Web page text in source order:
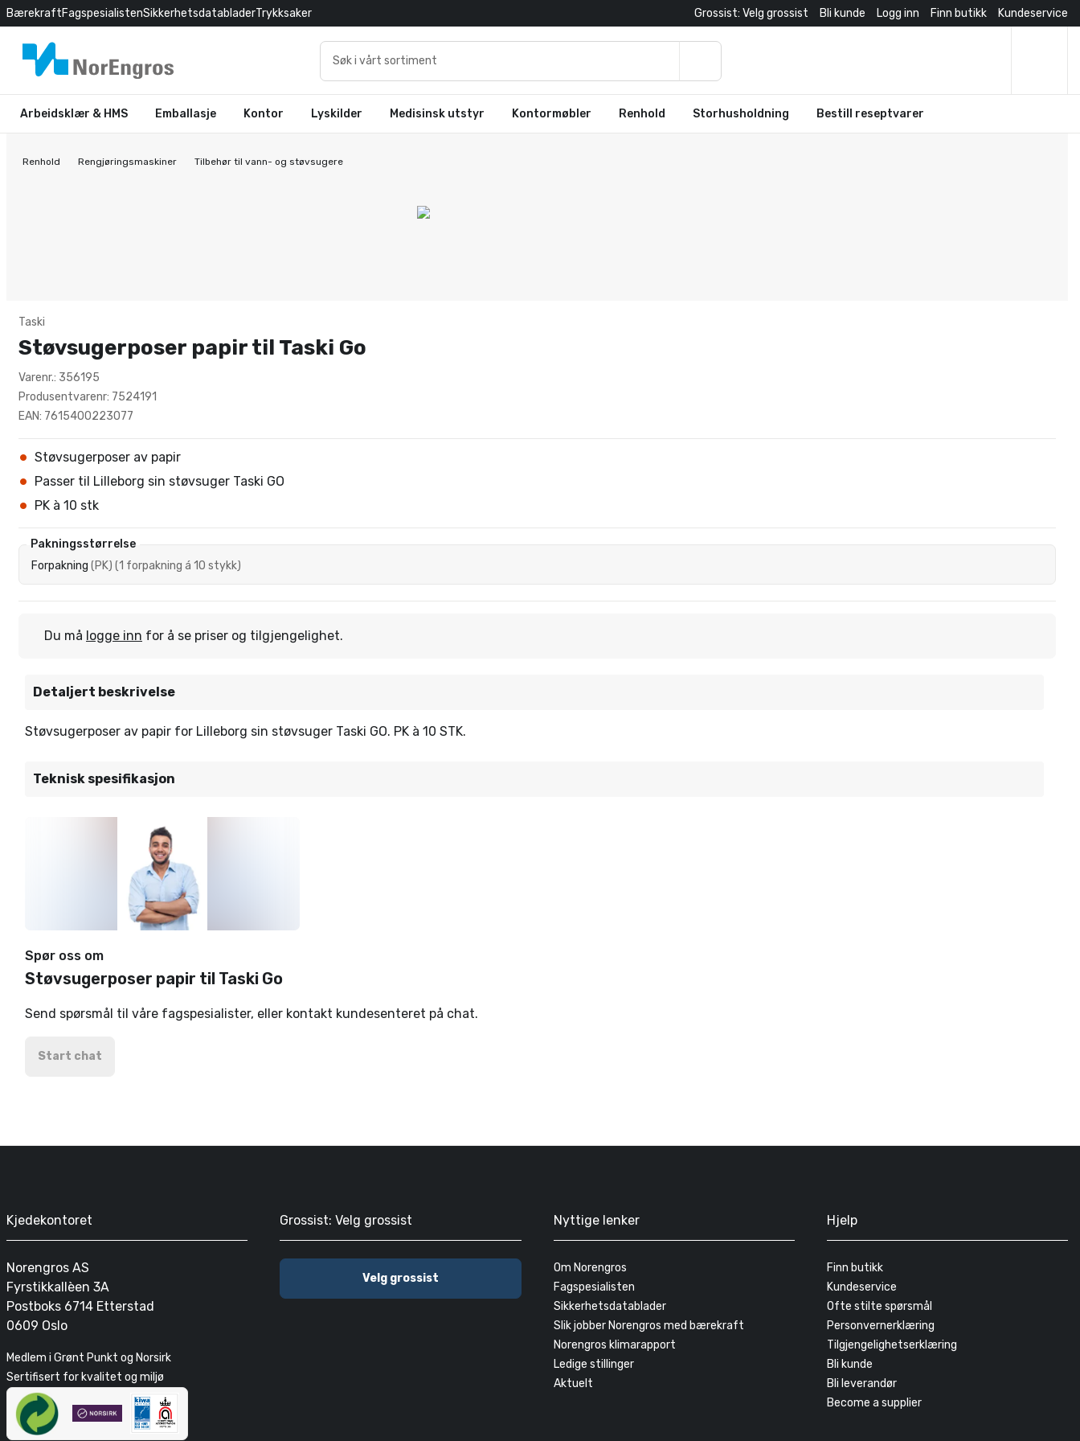
BærekraftFagspesialistenSikkerhetsdatabladerTrykksaker Grossist: Velg grossist Bli kunde Logg inn Finn butikk Kundeservice
Arbeidsklær & HMS Emballasje Kontor Lyskilder Medisinsk utstyr Kontormøbler Renhold Storhusholdning Bestill reseptvarer
Renhold Rengjøringsmaskiner Tilbehør til vann- og støvsugere
Taski
Støvsugerposer papir til Taski Go
Varenr.: 356195
Produsentvarenr: 7524191
EAN: 7615400223077
Støvsugerposer av papir
Passer til Lilleborg sin støvsuger Taski GO
PK à 10 stk
Pakningsstørrelse
Forpakning (PK) (1 forpakning á 10 stykk)
Du må logge inn for å se priser og tilgjengelighet.
Detaljert beskrivelse
Støvsugerposer av papir for Lilleborg sin støvsuger Taski GO. PK à 10 STK.
Teknisk spesifikasjon
Spør oss om
Støvsugerposer papir til Taski Go
Send spørsmål til våre fagspesialister, eller kontakt kundesenteret på chat.
Start chat
Kjedekontoret
Norengros AS
Fyrstikkallèen 3A
Postboks 6714 Etterstad
0609 Oslo
Medlem i Grønt Punkt og Norsirk
Sertifisert for kvalitet og miljø
Grossist: Velg grossist
Velg grossist
Nyttige lenker
Om Norengros
Fagspesialisten
Sikkerhetsdatablader
Slik jobber Norengros med bærekraft
Norengros klimarapport
Ledige stillinger
Aktuelt
Hjelp
Finn butikk
Kundeservice
Ofte stilte spørsmål
Personvernerklæring
Tilgjengelighetserklæring
Bli kunde
Bli leverandør
Become a supplier